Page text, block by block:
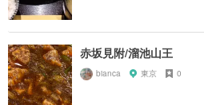
赤坂見附/溜池山王
bianca 東京 0